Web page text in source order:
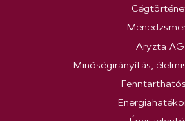
Aryzta AG
Minőségirányítás,